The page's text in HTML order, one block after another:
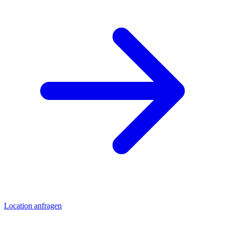
Location anfragen